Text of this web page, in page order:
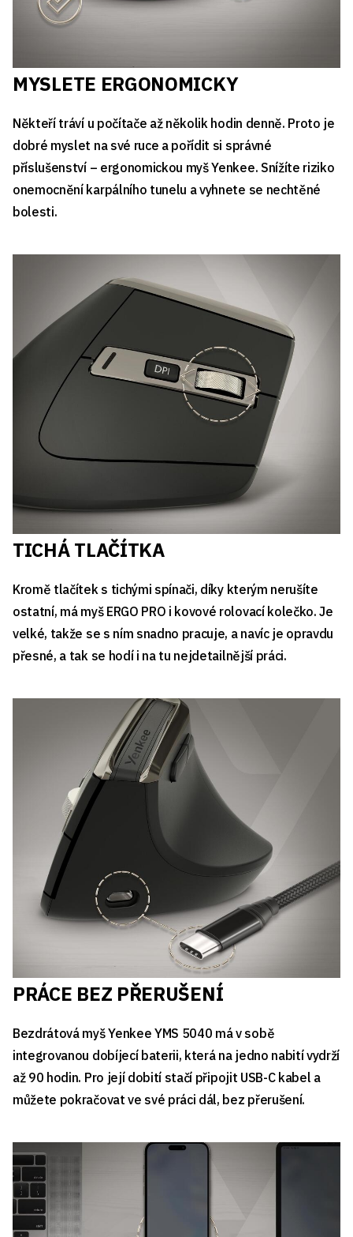
MYSLETE ERGONOMICKY
Někteří tráví u počítače až několik hodin denně. Proto je
dobré myslet na své ruce a pořídit si správné
příslušenství – ergonomickou myš Yenkee. Snížíte riziko
onemocnění karpálního tunelu a vyhnete se nechtěné
bolesti.
TICHÁ TLAČÍTKA
Kromě tlačítek s tichými spínači, díky kterým nerušíte
ostatní, má myš ERGO PRO i kovové rolovací kolečko. Je
velké, takže se s ním snadno pracuje, a navíc je opravdu
přesné, a tak se hodí i na tu nejdetailnější práci.
PRÁCE BEZ PŘERUŠENÍ
Bezdrátová myš Yenkee YMS 5040 má v sobě
integrovanou dobíjecí baterii, která na jedno nabití vydrží
až 90 hodin. Pro její dobití stačí připojit USB-C kabel a
můžete pokračovat ve své práci dál, bez přerušení.